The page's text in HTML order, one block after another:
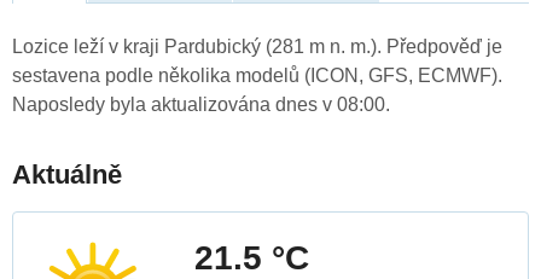
Lozice leží v kraji Pardubický (281 m n. m.). Předpověď je
sestavena podle několika modelů (ICON, GFS, ECMWF).
Naposledy byla aktualizována dnes v 08:00.
Aktuálně
21.5 °C